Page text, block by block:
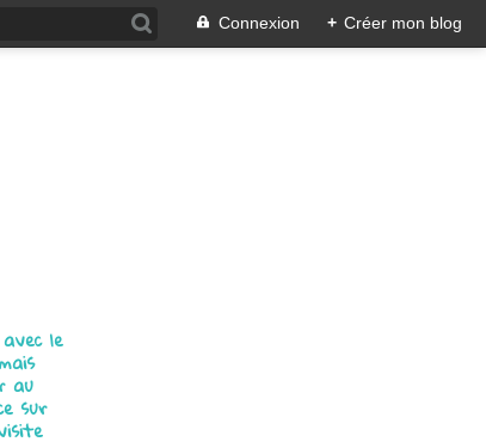
Connexion + Créer mon blog
le
au
sur